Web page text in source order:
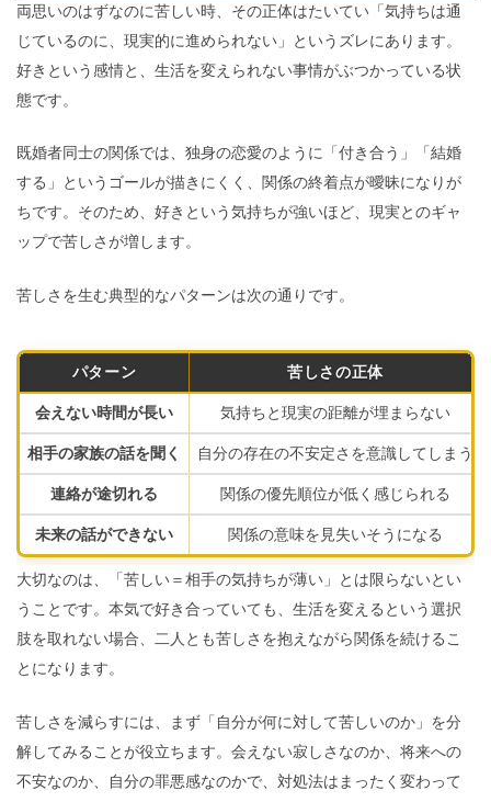
両思いのはずなのに苦しい時、その正体はたいてい「気持ちは通
じているのに、現実的に進められない」というズレにあります。
好きという感情と、生活を変えられない事情がぶつかっている状
態です。
既婚者同士の関係では、独身の恋愛のように「付き合う」「結婚
する」というゴールが描きにくく、関係の終着点が曖昧になりが
ちです。そのため、好きという気持ちが強いほど、現実とのギャ
ップで苦しさが増します。
苦しさを生む典型的なパターンは次の通りです。
パターン 苦しさの正体
会えない時間が長い 気持ちと現実の距離が埋まらない
相手の家族の話を聞く 自分の存在の不安定さを意識してしまう
連絡が途切れる 関係の優先順位が低く感じられる
未来の話ができない 関係の意味を見失いそうになる
大切なのは、「苦しい＝相手の気持ちが薄い」とは限らないとい
うことです。本気で好き合っていても、生活を変えるという選択
肢を取れない場合、二人とも苦しさを抱えながら関係を続けるこ
とになります。
苦しさを減らすには、まず「自分が何に対して苦しいのか」を分
解してみることが役立ちます。会えない寂しさなのか、将来への
不安なのか、自分の罪悪感なのかで、対処法はまったく変わって